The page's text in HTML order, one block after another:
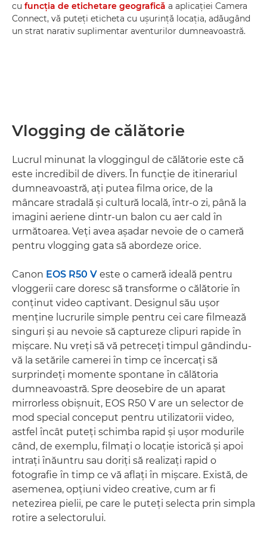
cu funcţia de etichetare geografică a aplicaţiei Camera
Connect, vă puteţi eticheta cu uşurinţă locaţia, adăugând
un strat narativ suplimentar aventurilor dumneavoastră.
Vlogging de călătorie
Lucrul minunat la vloggingul de călătorie este că
este incredibil de divers. În funcţie de itinerariul
dumneavoastră, aţi putea filma orice, de la
mâncare stradală şi cultură locală, într-o zi, până la
imagini aeriene dintr-un balon cu aer cald în
următoarea. Veţi avea aşadar nevoie de o cameră
pentru vlogging gata să abordeze orice.
Canon EOS R50 V este o cameră ideală pentru
vloggerii care doresc să transforme o călătorie în
conţinut video captivant. Designul său uşor
menţine lucrurile simple pentru cei care filmează
singuri şi au nevoie să captureze clipuri rapide în
mişcare. Nu vreţi să vă petreceţi timpul gândindu-
vă la setările camerei în timp ce încercaţi să
surprindeţi momente spontane în călătoria
dumneavoastră. Spre deosebire de un aparat
mirrorless obişnuit, EOS R50 V are un selector de
mod special conceput pentru utilizatorii video,
astfel încât puteţi schimba rapid şi uşor modurile
când, de exemplu, filmaţi o locaţie istorică şi apoi
intraţi înăuntru sau doriţi să realizaţi rapid o
fotografie în timp ce vă aflaţi în mişcare. Există, de
asemenea, opţiuni video creative, cum ar fi
netezirea pielii, pe care le puteţi selecta prin simpla
rotire a selectorului.